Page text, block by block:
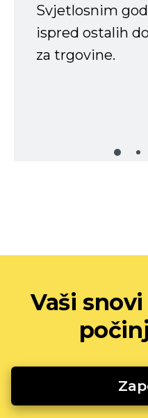
Svjetlosnim
ispred ostalih
za trgovine.
Vaši